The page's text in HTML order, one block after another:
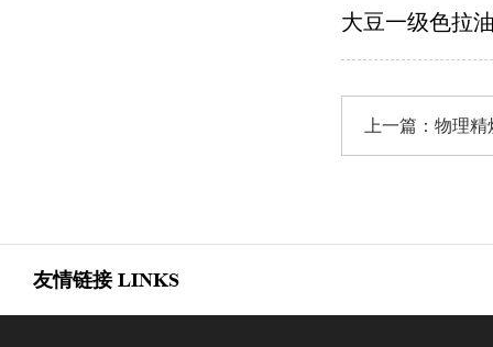
大豆一级色拉
上一篇： 物理精
友情链接 LINKS